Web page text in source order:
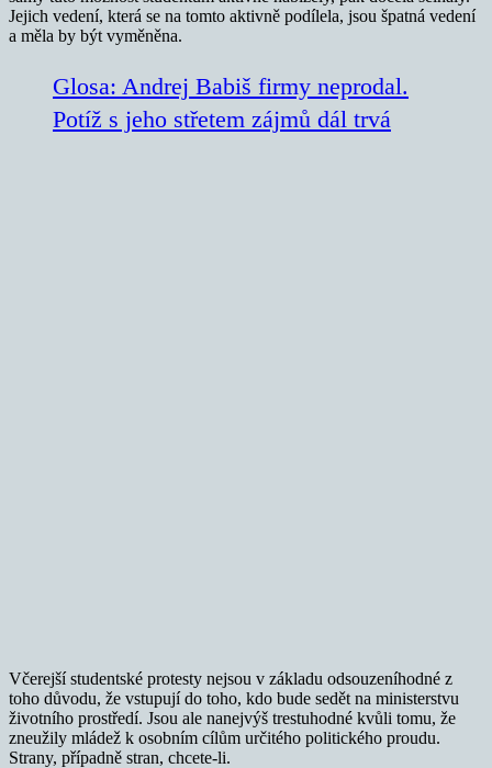
Jejich vedení, která se na tomto aktivně podílela, jsou špatná vedení
a měla by být vyměněna.
Glosa: Andrej Babiš firmy neprodal.
Potíž s jeho střetem zájmů dál trvá
Včerejší studentské protesty nejsou v základu odsouzeníhodné z
toho důvodu, že vstupují do toho, kdo bude sedět na ministerstvu
životního prostředí. Jsou ale nanejvýš trestuhodné kvůli tomu, že
zneužily mládež k osobním cílům určitého politického proudu.
Strany, případně stran, chcete-li.